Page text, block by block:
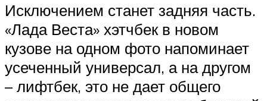
Исключением станет задняя часть.
«Лада Веста» хэтчбек в новом
кузове на одном фото напоминает
усеченный универсал, а на другом
– лифтбек, это не дает общего